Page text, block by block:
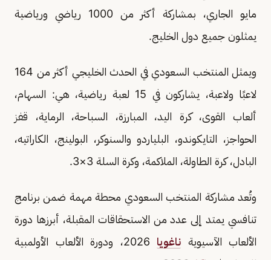
مايو الجاري، بمشاركة أكثر من 1000 رياضي ورياضية
يمثلون جميع دول الخليج.
ويمثل المنتخب السعودي في الحدث الخليجي أكثر من 164
لاعبًا ولاعبة، يشاركون في 15 لعبة رياضية، هي: السهام،
ألعاب القوى، كرة اليد، المبارزة، السباحة، الرماية، قفز
الحواجز، التايكوندو، البلياردو والسنوكر، البولينج، الكاراتيه،
البادل، كرة الطاولة، الملاكمة، وكرة السلة 3×3.
وتُعد مشاركة المنتخب السعودي محطة مهمة ضمن برنامج
تنافسي يمتد إلى عدد من الاستحقاقات المقبلة، أبرزها دورة
الألعاب الآسيوية ناغويا
2026، ودورة الألعاب الأولمبية